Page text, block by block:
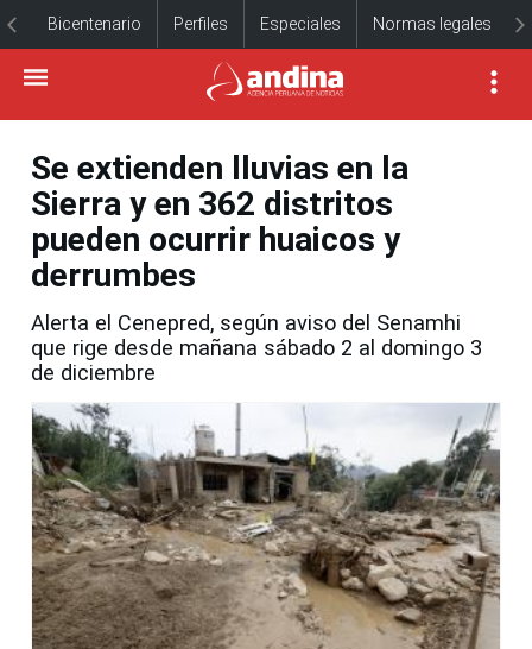
Bicentenario Perfiles Especiales Normas legales
Se extienden lluvias en la
Sierra y en 362 distritos
pueden ocurrir huaicos y
derrumbes
Alerta el Cenepred, según aviso del Senamhi
que rige desde mañana sábado 2 al domingo 3
de diciembre